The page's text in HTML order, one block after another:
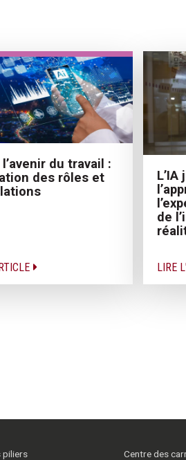
l’avenir du travail :
des rôles et
L’IA
de
LIRE
piliers
Centre des